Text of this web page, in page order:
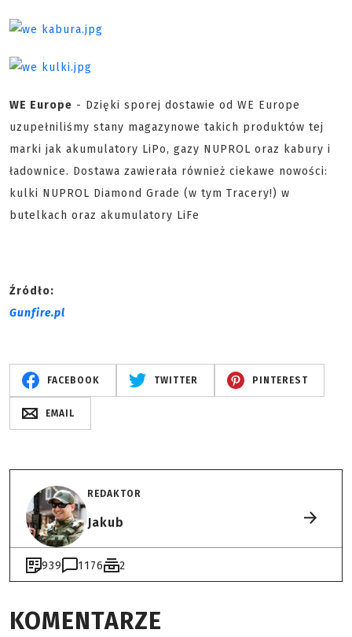
WE Europe - Dzięki sporej dostawie od WE Europe
uzupełniliśmy stany magazynowe takich produktów tej
marki jak akumulatory LiPo, gazy NUPROL oraz kabury i
ładownice. Dostawa zawierała również ciekawe nowości:
kulki NUPROL Diamond Grade (w tym Tracery!) w
butelkach oraz akumulatory LiFe
Źródło:
Gunfire.pl
FACEBOOK TWITTER PINTEREST
EMAIL
REDAKTOR
Jakub
939 1176 2
KOMENTARZE